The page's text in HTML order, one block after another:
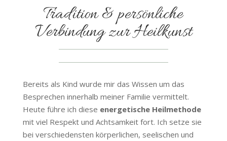
Tradition & persönliche
Verbindung zur Heilkunst
Bereits als Kind wurde mir das Wissen um das
Besprechen innerhalb meiner Familie vermittelt.
Heute führe ich diese energetische Heilmethode
mit viel Respekt und Achtsamkeit fort. Ich setze sie
bei verschiedensten körperlichen, seelischen und